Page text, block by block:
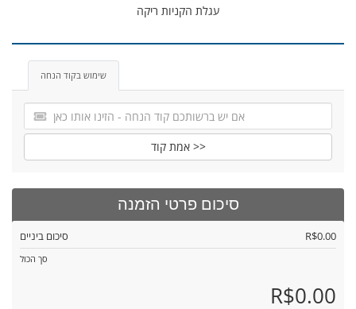
עגלת הקניות ריקה
שימוש בקוד הנחה
אמת קוד >>
סיכום פרטי הזמנה
סיכום ביניים R$0.00
סך הכול
R$0.00